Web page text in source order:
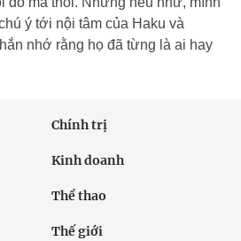
ý tới nội tâm của Haku và
nhớ rằng họ đã từng là ai hay
Chính trị
Kinh doanh
Thể thao
Thế giới